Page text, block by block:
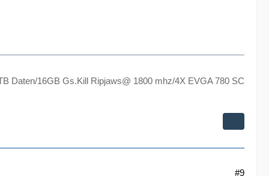
Daten/16GB Gs.Kill Ripjaws@ 1800 mhz/4X EVGA 780 SC
#9